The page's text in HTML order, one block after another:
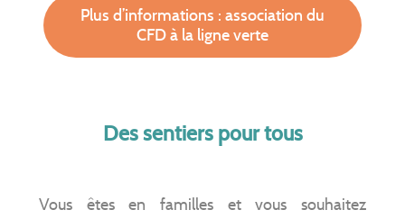
Plus d’informations : association du
CFD à la ligne verte
Des sentiers pour tous
Vous êtes en familles et vous souhaitez